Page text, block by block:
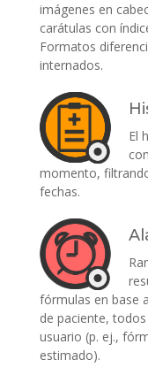
imágenes en
carátulas con
Formatos
internados.
El
momento,
fechas.
fórmulas en base
de paciente,
usuario (p. ej.,
estimado).